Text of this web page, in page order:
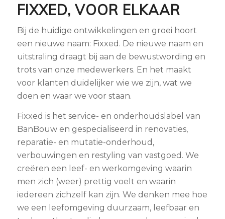
FIXXED, VOOR ELKAAR
Bij de huidige ontwikkelingen en groei hoort
een nieuwe naam: Fixxed. De nieuwe naam en
uitstraling draagt bij aan de bewustwording en
trots van onze medewerkers. En het maakt
voor klanten duidelijker wie we zijn, wat we
doen en waar we voor staan.
Fixxed is het service- en onderhoudslabel van
BanBouw en gespecialiseerd in renovaties,
reparatie- en mutatie-onderhoud,
verbouwingen en restyling van vastgoed. We
creëren een leef- en werkomgeving waarin
men zich (weer) prettig voelt en waarin
iedereen zichzelf kan zijn. We denken mee hoe
we een leefomgeving duurzaam, leefbaar en